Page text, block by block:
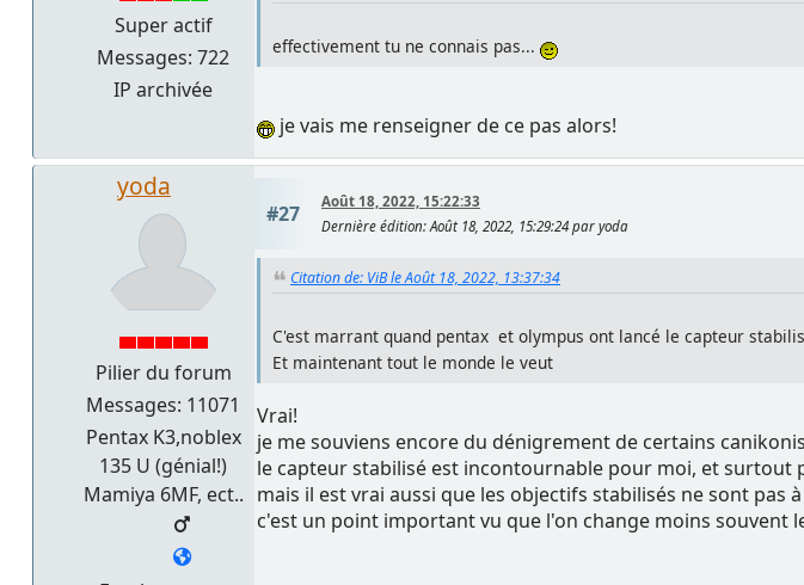
Super actif
Messages: 722
IP archivée
effectivement tu ne connais pas...
je vais me renseigner de ce pas alors!
yoda
Pilier du forum
Messages: 11071
Pentax K3,noblex
135 U (génial!)
Mamiya 6MF, ect..
#27
Août 18, 2022, 15:22:33
Dernière édition: Août 18, 2022, 15:29:24 par yoda
Citation de: ViB le Août 18, 2022, 13:37:34
C'est marrant quand pentax et olympus ont lancé le capteur
Et maintenant tout le monde le veut
Vrai!
je me souviens encore du dénigrement de certains
le capteur stabilisé est incontournable pour moi, et surtout
mais il est vrai aussi que les objectifs stabilisés ne sont
c'est un point important vu que l'on change moins souvent